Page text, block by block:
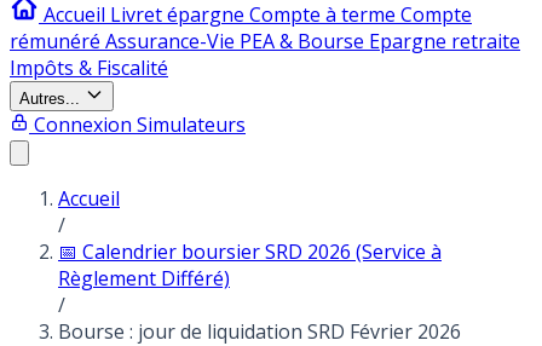
Accueil Livret épargne Compte à terme Compte
rémunéré Assurance-Vie PEA & Bourse Epargne retraite
Impôts & Fiscalité
Autres...
Connexion Simulateurs
Accueil
/
📅 Calendrier boursier SRD 2026 (Service à
Règlement Différé)
/
Bourse : jour de liquidation SRD Février 2026